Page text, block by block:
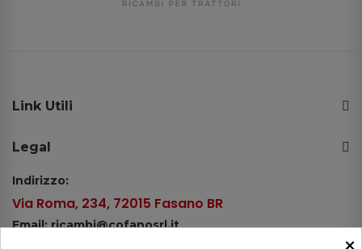
Link Utili
Legal
Indirizzo:
Via Roma, 234, 72015 Fasano BR
Email: ricambi@cofanosrl.it